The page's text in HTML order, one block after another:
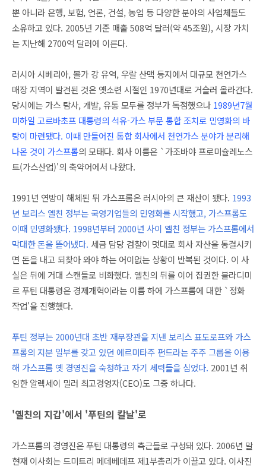
뿐 아니라 은행, 보험, 언론, 건설, 농업 등 다양한 분야의 사업체들도
소유하고 있다. 2005년 기준 매출 508억 달러(약 45조원), 시장 가치
는 지난해 2700억 달러에 이른다.
러시아 시베리아, 볼가 강 유역, 우랄 산맥 등지에서 대규모 천연가스
매장 지역이 발견된 것은 옛소련 시절인 1970년대로 거슬러 올라간다.
당시에는 가스 탐사, 개발, 유통 모두를 정부가 독점했으나 1989년7월
미하일 고르바초프 대통령의 석유-가스 부문 통합 조치로 민영화의 바
탕이 마련됐다. 이때 만들어진 통합 회사에서 천연가스 분야가 분리해
나온 것이 가스프롬의 모태다. 회사 이름은 `가조바야 프로미슐레노스
트(가스산업)'의 축약어에서 나왔다.
1991년 연방이 해체된 뒤 가스프롬은 러시아의 큰 재산이 됐다. 1993
년 보리스 옐친 정부는 국영기업들의 민영화를 시작했고, 가스프롬도
이때 민영화됐다. 1998년부터 2000년 사이 옐친 정부는 가스프롬에서
막대한 돈을 뜯어냈다. 세금 담당 검찰이 멋대로 회사 자산을 동결시키
면 돈을 내고 되찾아 와야 하는 어이없는 상황이 반복된 것이다. 이 사
실은 뒤에 거대 스캔들로 비화했다. 옐친의 뒤를 이어 집권한 블라디미
르 푸틴 대통령은 경제개혁이라는 이름 하에 가스프롬에 대한 `정화
작업'을 진행했다.
푸틴 정부는 2000년대 초반 재무장관을 지낸 보리스 표도로프와 가스
프롬의 지분 일부를 갖고 있던 에르미타주 펀드라는 주주 그룹을 이용
해 가스프롬 옛 경영진을 숙청하고 자기 세력들을 심었다. 2001년 취
임한 알렉세이 밀러 최고경영자(CEO)도 그중 하나다.
'옐친의 지갑'에서 '푸틴의 칼날'로
가스프롬의 경영진은 푸틴 대통령의 측근들로 구성돼 있다. 2006년 말
현재 이사회는 드미트리 메데베데프 제1부총리가 이끌고 있다. 이사진